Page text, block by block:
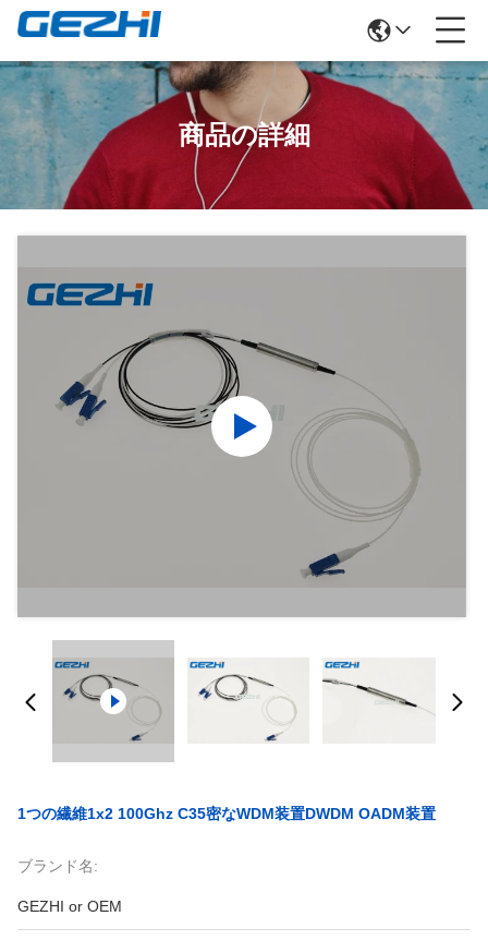
商品の詳細
1つの繊維1x2 100Ghz C35密なWDM装置DWDM OADM装置
ブランド名:
GEZHI or OEM